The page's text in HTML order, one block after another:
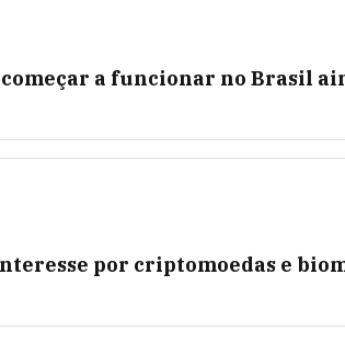
a funcionar no Brasil
por criptomoedas e